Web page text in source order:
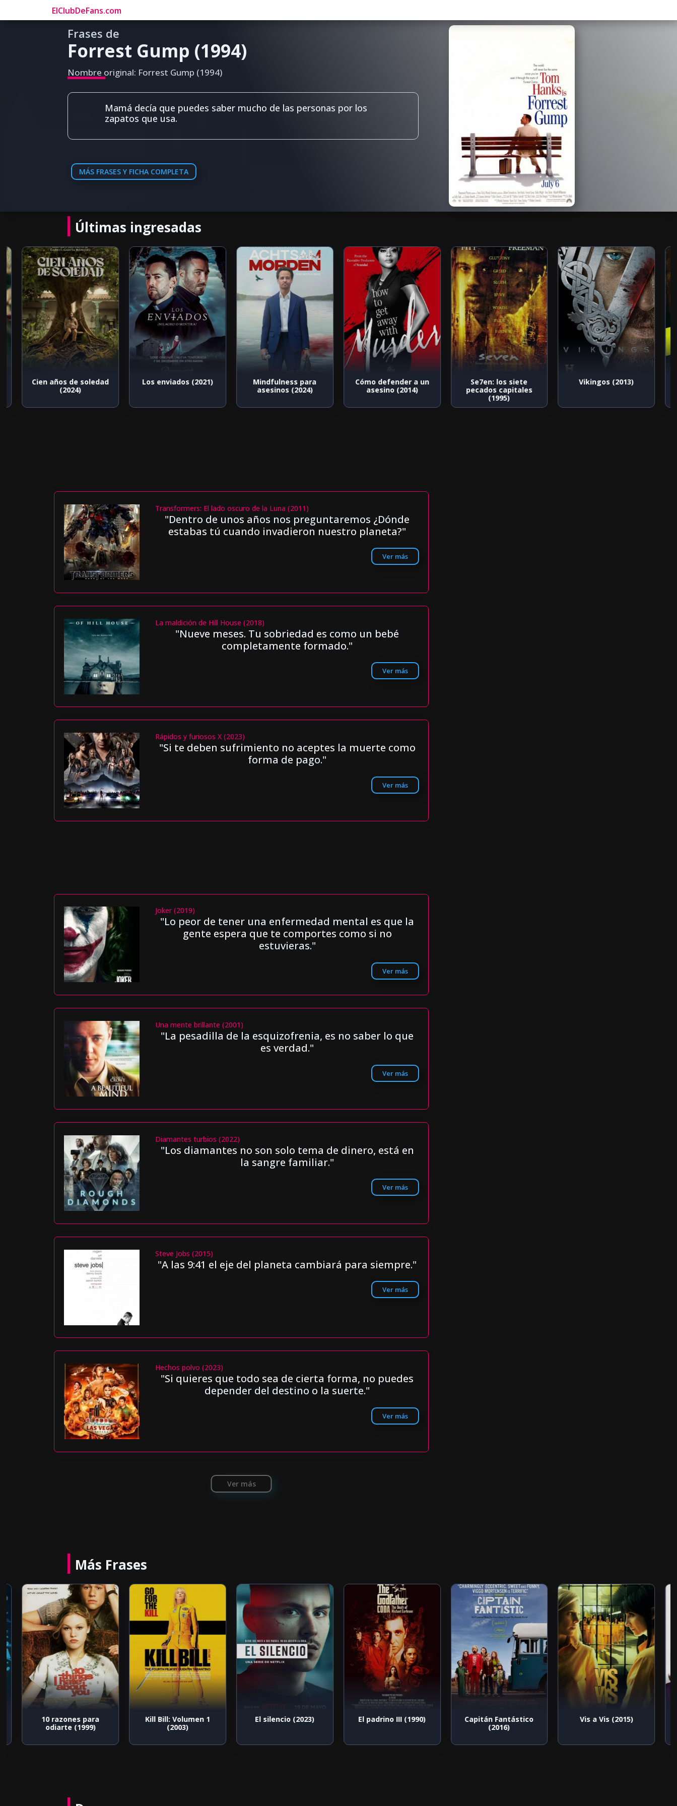
ElClubDeFans.com
Frases de
Forrest Gump (1994)
Nombre original: Forrest Gump (1994)
Mamá decía que puedes saber mucho de las personas por los
zapatos que usa.
MÁS FRASES Y FICHA COMPLETA
Últimas ingresadas
Cien años de soledad
(2024)
Los enviados (2021)
Mindfulness para
asesinos (2024)
Cómo defender a un
asesino (2014)
Se7en: los siete
pecados capitales
(1995)
Vikingos (2013)
Transformers: El lado oscuro de la Luna (2011)
"Dentro de unos años nos preguntaremos ¿Dónde
estabas tú cuando invadieron nuestro planeta?"
Ver más
La maldición de Hill House (2018)
"Nueve meses. Tu sobriedad es como un bebé
completamente formado."
Ver más
Rápidos y furiosos X (2023)
"Si te deben sufrimiento no aceptes la muerte como
forma de pago."
Ver más
Joker (2019)
"Lo peor de tener una enfermedad mental es que la
gente espera que te comportes como si no
estuvieras."
Ver más
Una mente brillante (2001)
"La pesadilla de la esquizofrenia, es no saber lo que
es verdad."
Ver más
Diamantes turbios (2022)
"Los diamantes no son solo tema de dinero, está en
la sangre familiar."
Ver más
Steve Jobs (2015)
"A las 9:41 el eje del planeta cambiará para siempre."
Ver más
Hechos polvo (2023)
"Si quieres que todo sea de cierta forma, no puedes
depender del destino o la suerte."
Ver más
Ver más
Más Frases
10 razones para
odiarte (1999)
Kill Bill: Volumen 1
(2003)
El silencio (2023) El padrino III (1990)
Capitán Fantástico
(2016)
Vis a Vis (2015)